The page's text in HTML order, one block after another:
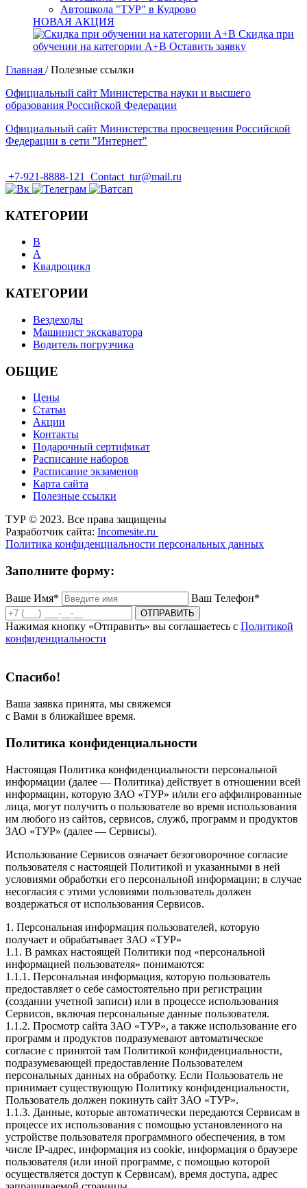
Автошкола "ТУР" в Кудрово
НОВАЯ АКЦИЯ
Скидка при
обучении на категории А+В Оставить заявку
Главная /Полезные ссылки
Официальный сайт Министерства науки и высшего
образования Российской Федерации
Официальный сайт Министерства просвещения Российской
Федерации в сети "Интернет"
+7-921-8888-121 Contact_tur@mail.ru
КАТЕГОРИИ
B
А
Квадроцикл
КАТЕГОРИИ
Вездеходы
Машинист экскаватора
Водитель погрузчика
ОБЩИЕ
Цены
Статьи
Акции
Контакты
Подарочный сертификат
Расписание наборов
Расписание экзаменов
Карта сайта
Полезные ссылки
ТУР © 2023. Все права защищены
Разработчик сайта: Incomesite.ru
Политика конфиденциальности персональных данных
Заполните форму:
Ваше Имя* Ваш Телефон*
ОТПРАВИТЬ
Нажимая кнопку «Отправить» вы соглашаетесь с Политикой
конфиденциальности
Спасибо!
Ваша заявка принята, мы свяжемся
с Вами в ближайшее время.
Политика конфиденциальности
Настоящая Политика конфиденциальности персональной
информации (далее — Политика) действует в отношении всей
информации, которую ЗАО «ТУР» и/или его аффилированные
лица, могут получить о пользователе во время использования
им любого из сайтов, сервисов, служб, программ и продуктов
ЗАО «ТУР» (далее — Сервисы).
Использование Сервисов означает безоговорочное согласие
пользователя с настоящей Политикой и указанными в ней
условиями обработки его персональной информации; в случае
несогласия с этими условиями пользователь должен
воздержаться от использования Сервисов.
1. Персональная информация пользователей, которую
получает и обрабатывает ЗАО «ТУР»
1.1. В рамках настоящей Политики под «персональной
информацией пользователя» понимаются:
1.1.1. Персональная информация, которую пользователь
предоставляет о себе самостоятельно при регистрации
(создании учетной записи) или в процессе использования
Сервисов, включая персональные данные пользователя.
1.1.2. Просмотр сайта ЗАО «ТУР», а также использование его
программ и продуктов подразумевают автоматическое
согласие с принятой там Политикой конфиденциальности,
подразумевающей предоставление Пользователем
персональных данных на обработку. Если Пользователь не
принимает существующую Политику конфиденциальности,
Пользователь должен покинуть сайт ЗАО «ТУР».
1.1.3. Данные, которые автоматически передаются Сервисам в
процессе их использования с помощью установленного на
устройстве пользователя программного обеспечения, в том
числе IP-адрес, информация из cookie, информация о браузере
пользователя (или иной программе, с помощью которой
осуществляется доступ к Сервисам), время доступа, адрес